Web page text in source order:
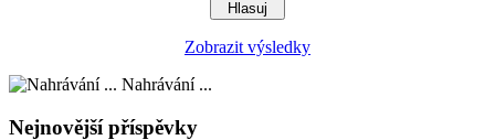
Zobrazit výsledky
Nahrávání ...
Nejnovější příspěvky